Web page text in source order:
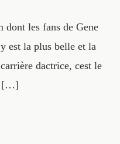
dont les fans de Gene
est la plus belle et la
dactrice, cest le
[…]